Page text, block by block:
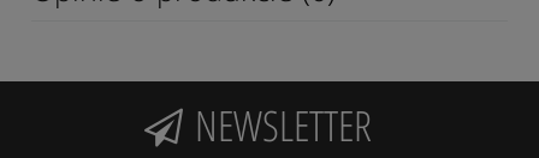
NEWSLETTER